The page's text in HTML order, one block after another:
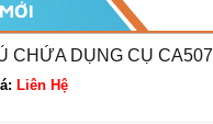
CHỨA DỤNG CỤ CA507
Liên Hệ